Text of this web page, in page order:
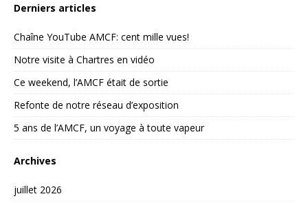
Derniers articles
Chaîne YouTube AMCF: cent mille vues!
Notre visite à Chartres en vidéo
Ce weekend, l’AMCF était de sortie
Refonte de notre réseau d’exposition
5 ans de l’AMCF, un voyage à toute vapeur
Archives
juillet 2026